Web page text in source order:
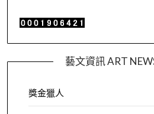
藝文資訊 ART
獎金獵人